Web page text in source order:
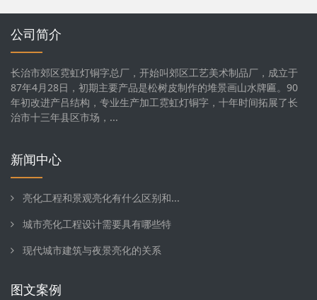
公司简介
长治市郊区霓虹灯铜字总厂，开始叫郊区工艺美术制品厂，成立于
87年4月28日，初期主要产品是松树皮制作的堆景画山水牌匾。90
年初改进产吕结构，专业生产加工霓虹灯铜字，十年时间拓展了长
治市十三年县区市场，...
新闻中心
亮化工程和景观亮化有什么区别和...
城市亮化工程设计需要具有哪些特
现代城市建筑与夜景亮化的关系
图文案例